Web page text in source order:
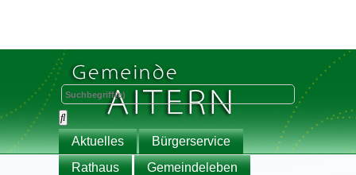
Aktuelles
Bürgerservice
Rathaus
Gemeindeleben